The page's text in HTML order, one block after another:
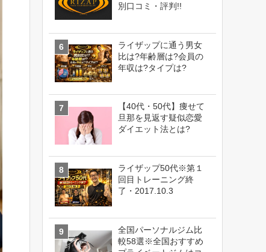
別口コミ・評判!!
ライザップに通う男女
比は?年齢層は?会員の
年収は?タイプは?
【40代・50代】痩せて
旦那を見返す疑似恋愛
ダイエット法とは?
ライザップ50代※第１
回目トレーニング終
了・2017.10.3
全国パーソナルジム比
較58選※全国おすすめ